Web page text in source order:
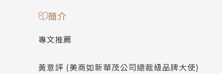
簡介
專文推薦
黃意評 (美商如新華茂公司總裁級品牌大使)